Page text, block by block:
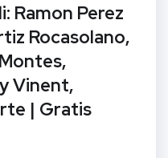
Ramon Perez
Rocasolano,
Vinent,
| Gratis